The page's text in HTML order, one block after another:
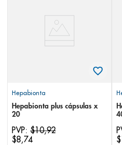
Hepabionta
Hepabionta plus cápsulas x
20
PVP: $10,92
$8,74
$
pediasure
desodorante